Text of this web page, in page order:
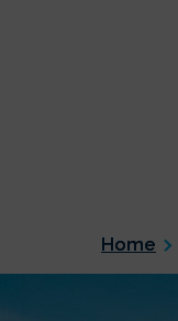
Home